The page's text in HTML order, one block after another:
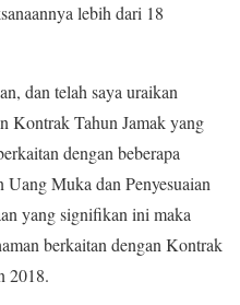
lebih dari 18
dan telah saya uraikan
Kontrak Tahun Jamak yang
dengan beberapa
Uang Muka dan Penyesuaian
yang signifikan ini maka
berkaitan dengan Kontrak
2018.